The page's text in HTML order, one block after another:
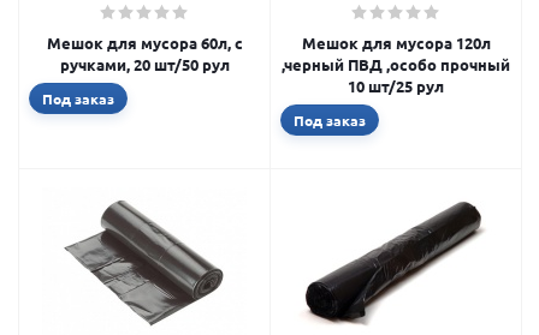
Мешок для мусора 60л, с
ручками, 20 шт/50 рул
Под заказ
Мешок для мусора 120л
,черный ПВД ,особо прочный
10 шт/25 рул
Под заказ